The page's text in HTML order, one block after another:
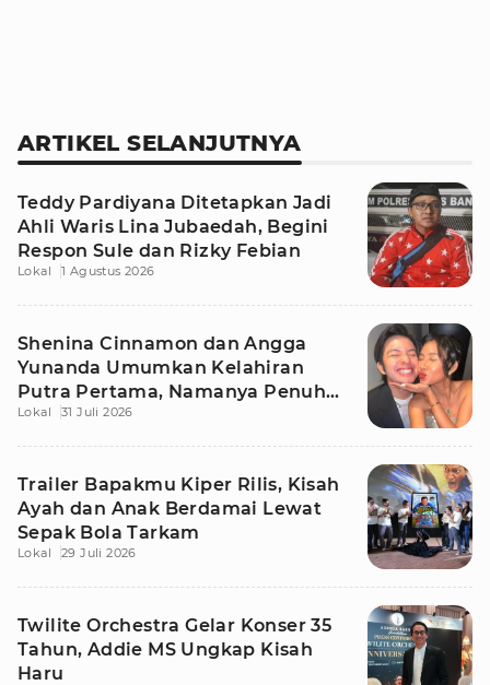
ARTIKEL SELANJUTNYA
Teddy Pardiyana Ditetapkan Jadi
Ahli Waris Lina Jubaedah, Begini
Respon Sule dan Rizky Febian
Lokal 1 Agustus 2026
Shenina Cinnamon dan Angga
Yunanda Umumkan Kelahiran
Putra Pertama, Namanya Penuh
Makna
Lokal 31 Juli 2026
Trailer Bapakmu Kiper Rilis, Kisah
Ayah dan Anak Berdamai Lewat
Sepak Bola Tarkam
Lokal 29 Juli 2026
Twilite Orchestra Gelar Konser 35
Tahun, Addie MS Ungkap Kisah
Haru